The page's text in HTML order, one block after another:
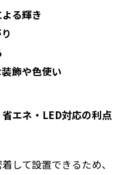
る輝き
飾や色使い
エネ・LED対応の利点
して設置できるため、